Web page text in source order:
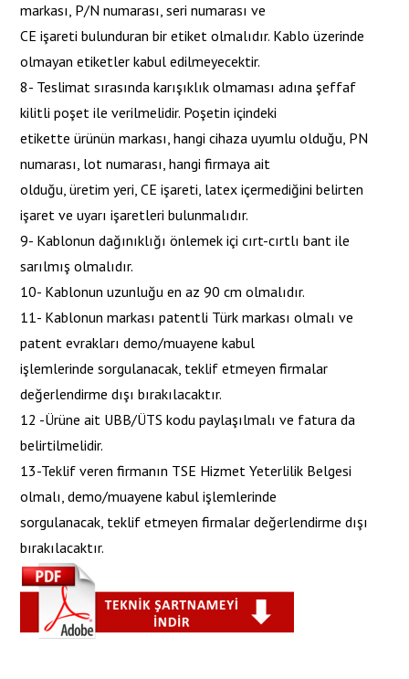
markası, P/N numarası, seri numarası ve
CE işareti bulunduran bir etiket olmalıdır. Kablo üzerinde
olmayan etiketler kabul edilmeyecektir.
8- Teslimat sırasında karışıklık olmaması adına şeffaf
kilitli poşet ile verilmelidir. Poşetin içindeki
etikette ürünün markası, hangi cihaza uyumlu olduğu, PN
numarası, lot numarası, hangi firmaya ait
olduğu, üretim yeri, CE işareti, latex içermediğini belirten
işaret ve uyarı işaretleri bulunmalıdır.
9- Kablonun dağınıklığı önlemek içi cırt-cırtlı bant ile
sarılmış olmalıdır.
10- Kablonun uzunluğu en az 90 cm olmalıdır.
11- Kablonun markası patentli Türk markası olmalı ve
patent evrakları demo/muayene kabul
işlemlerinde sorgulanacak, teklif etmeyen firmalar
değerlendirme dışı bırakılacaktır.
12 -Ürüne ait UBB/ÜTS kodu paylaşılmalı ve fatura da
belirtilmelidir.
13-Teklif veren firmanın TSE Hizmet Yeterlilik Belgesi
olmalı, demo/muayene kabul işlemlerinde
sorgulanacak, teklif etmeyen firmalar değerlendirme dışı
bırakılacaktır.